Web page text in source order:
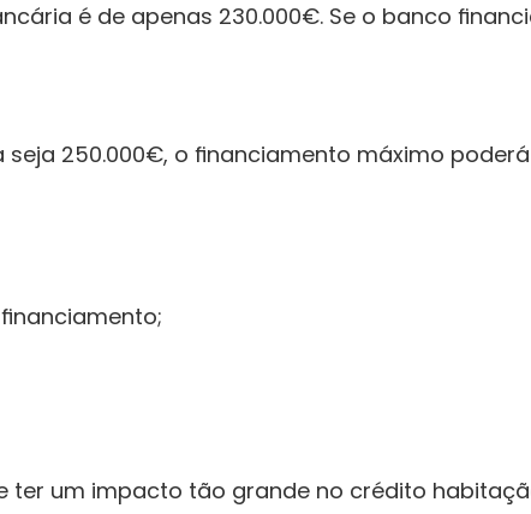
é de apenas 230.000€. Se o banco
250.000€, o financiamento máximo
ter um impacto tão grande no crédito